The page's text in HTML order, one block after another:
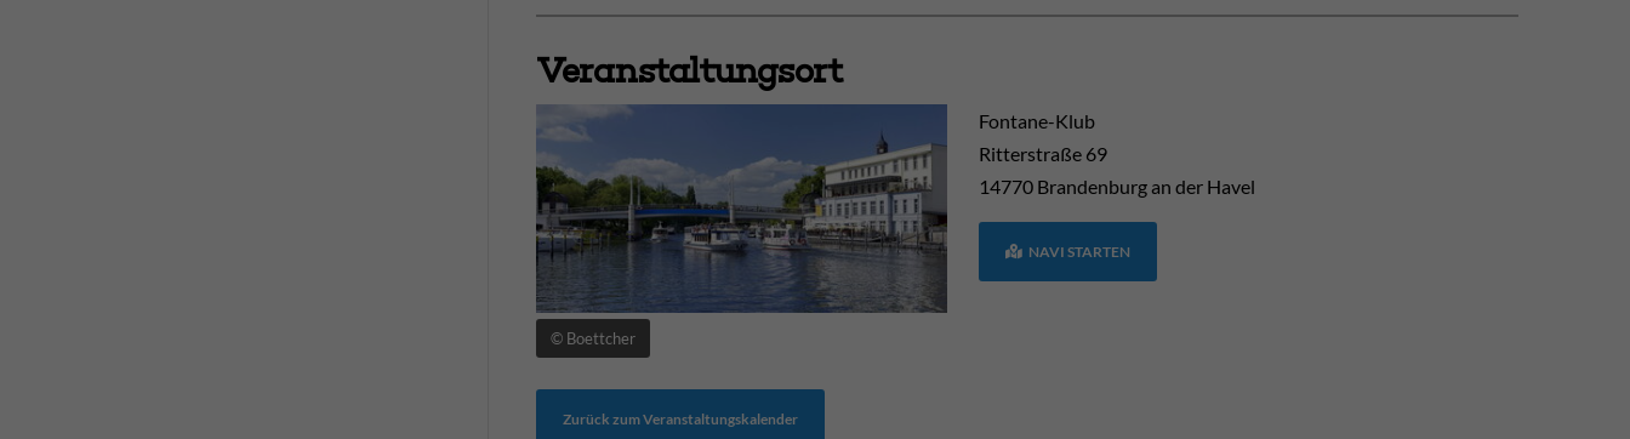
Veranstaltungsort
© Boettcher
Fontane-Klub
Ritterstraße 69
14770 Brandenburg an der Havel
NAVI STARTEN
Zurück zum Veranstaltungskalender